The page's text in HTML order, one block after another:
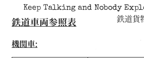
Keep Talking and Nobody
鉄道貨
鉄道車両参照表
機関車: